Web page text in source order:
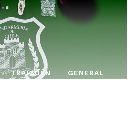
TRAIGUÉN GENERAL